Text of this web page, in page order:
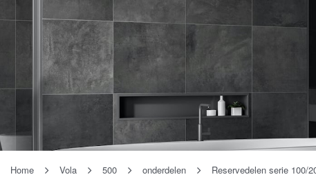
Home Vola 500 onderdelen Reservedelen serie 100/